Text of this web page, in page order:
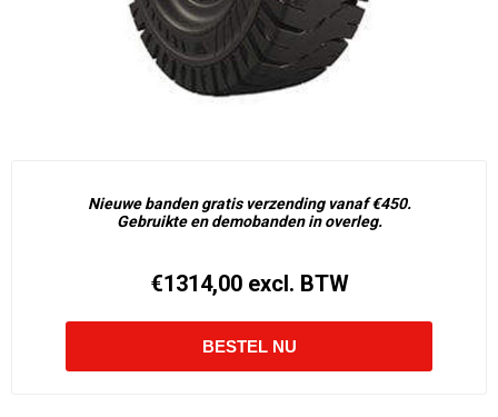
Nieuwe banden gratis verzending vanaf €450.
Gebruikte en demobanden in overleg.
€1314,00 excl. BTW